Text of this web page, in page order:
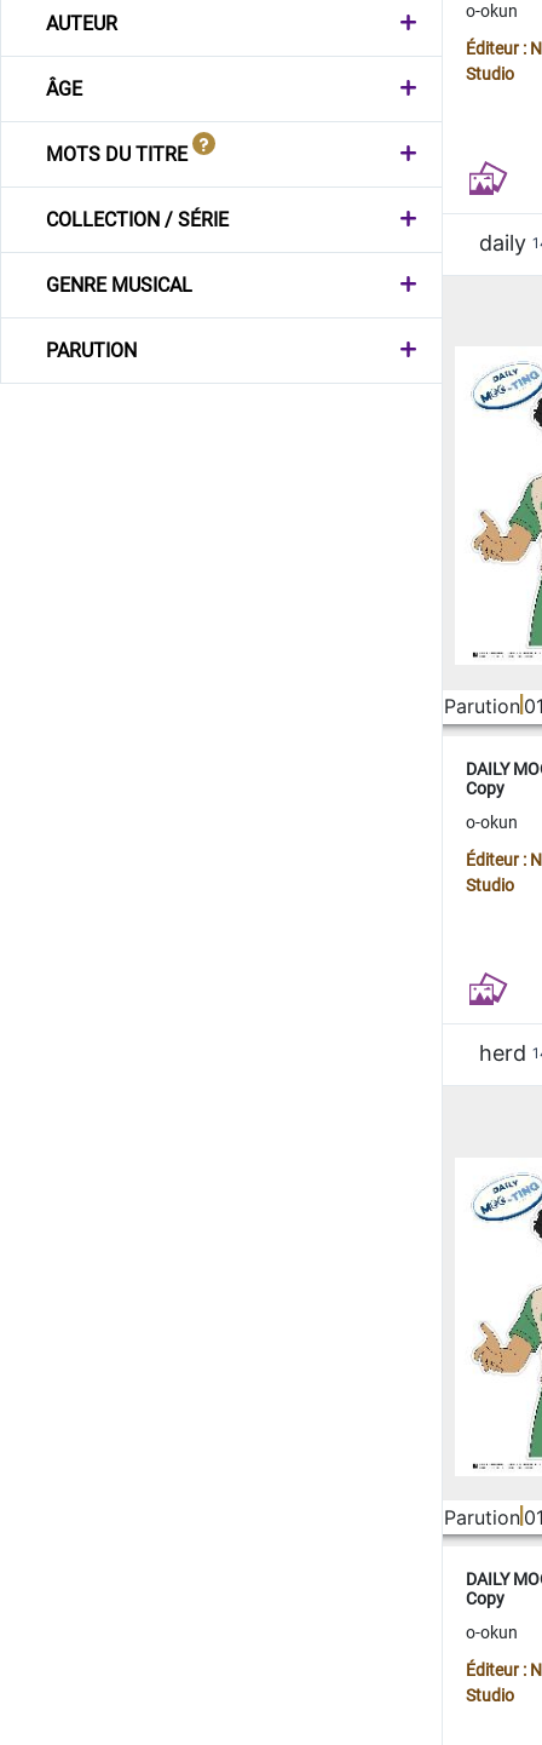
AUTEUR
ÂGE
MOTS DU TITRE
COLLECTION / SÉRIE
GENRE MUSICAL
PARUTION
o-okun
Éditeur :
Studio
daily
Parution
DAILY
Copy
o-okun
Éditeur :
Studio
herd
Parution
DAILY
Copy
o-okun
Éditeur :
Studio